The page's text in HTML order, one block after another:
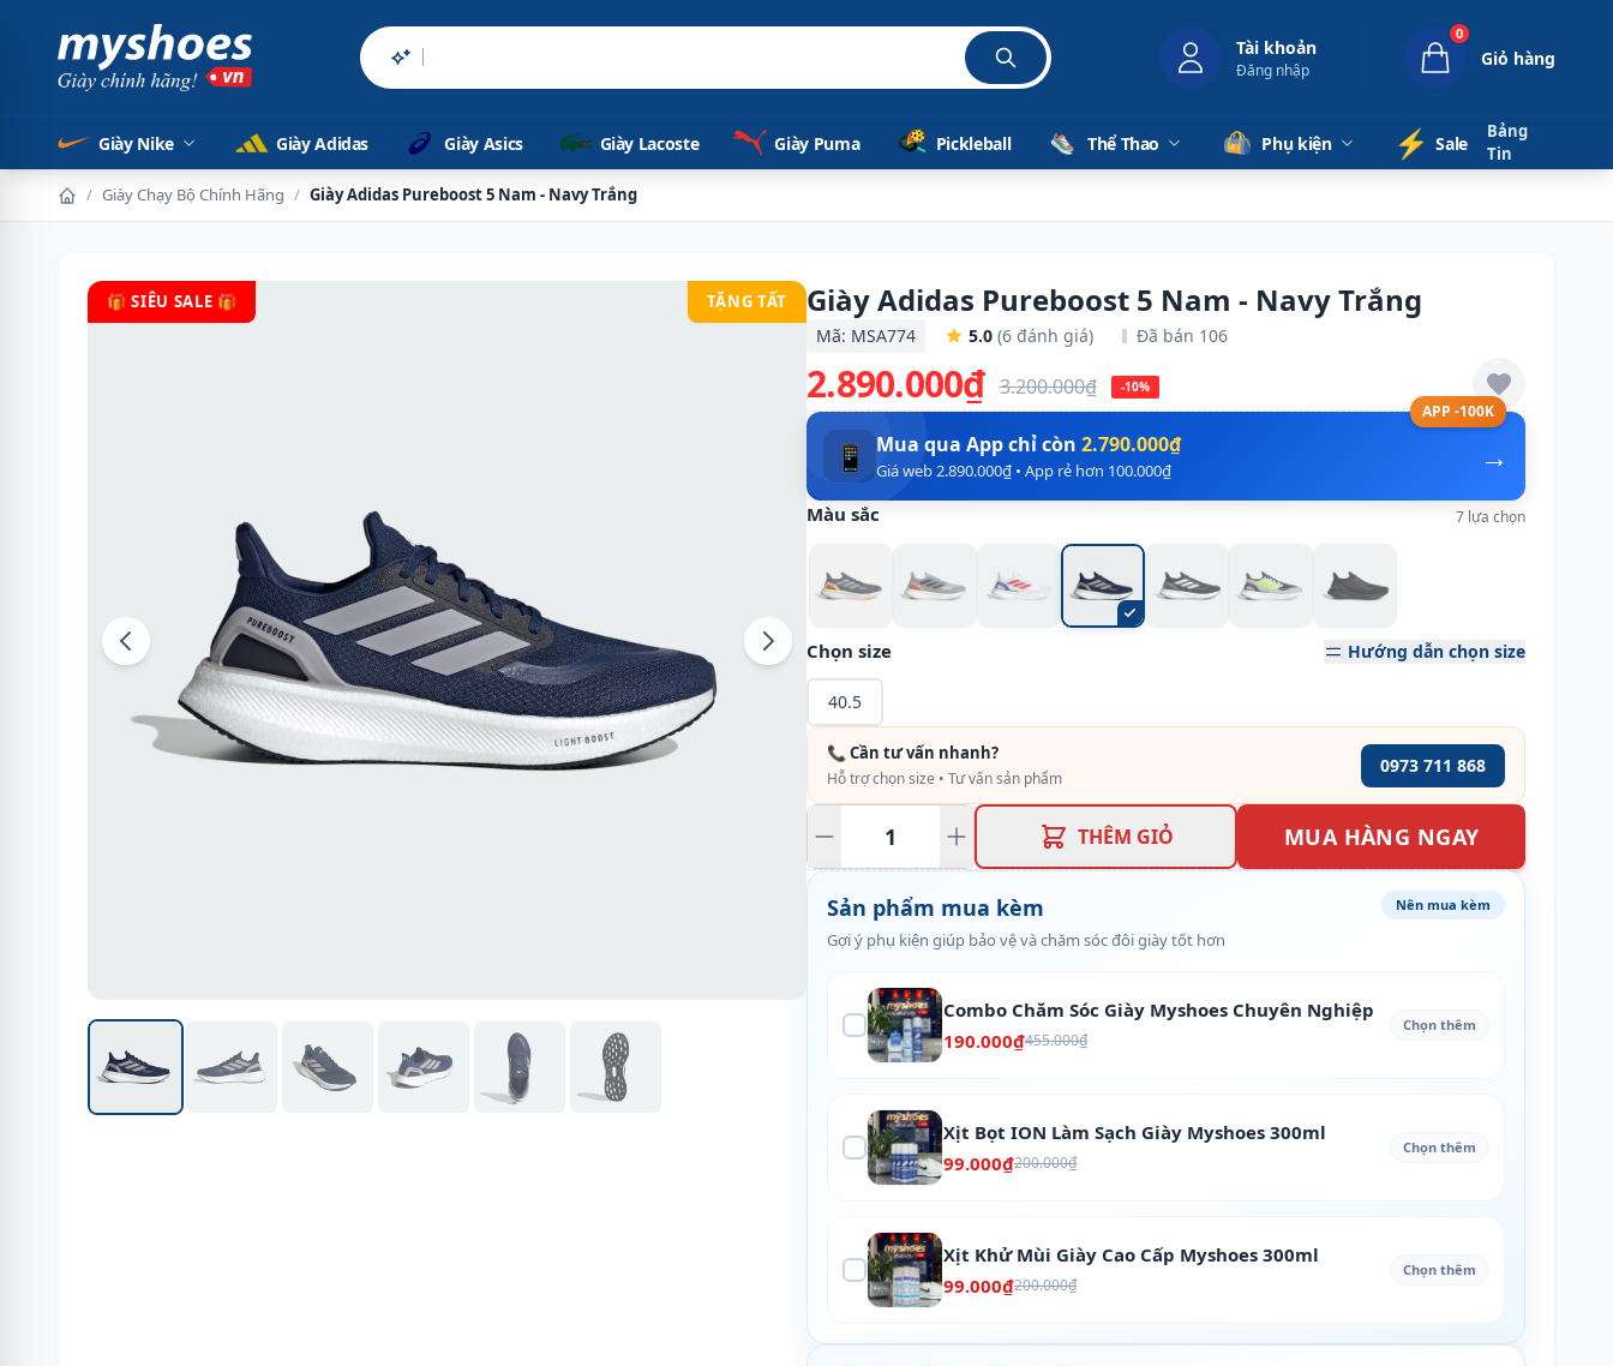
Sản phẩm chí Tài khoản
Đăng nhập
0
Giỏ hàng
Giày Nike Giày Adidas Giày Asics Giày Lacoste Giày Puma Pickleball Thể Thao Phụ kiện ⚡️ Sale
Bảng
Tin
/ Giày Chạy Bộ Chính Hãng / Giày Adidas Pureboost 5 Nam - Navy Trắng
🎁 SIÊU SALE 🎁 TẶNG TẤT Giày Adidas Pureboost 5 Nam - Navy Trắng
Mã: MSA774 5.0 (6 đánh giá) Đã bán 106
2.890.000₫ 3.200.000₫ -10%
APP -100K
→
📱 Mua qua App chỉ còn 2.790.000₫
Giá web 2.890.000₫ • App rẻ hơn 100.000₫
Màu sắc 7 lựa chọn
Chọn size Hướng dẫn chọn size
40.5
📞 Cần tư vấn nhanh?
Hỗ trợ chọn size • Tư vấn sản phẩm
0973 711 868
THÊM GIỎ MUA HÀNG NGAY
Sản phẩm mua kèm
Gợi ý phụ kiện giúp bảo vệ và chăm sóc đôi giày tốt hơn
Nên mua kèm
Combo Chăm Sóc Giày Myshoes Chuyên Nghiệp
190.000₫455.000₫
Chọn thêm
Xịt Bọt ION Làm Sạch Giày Myshoes 300ml
99.000₫200.000₫
Chọn thêm
Xịt Khử Mùi Giày Cao Cấp Myshoes 300ml
99.000₫200.000₫
Chọn thêm